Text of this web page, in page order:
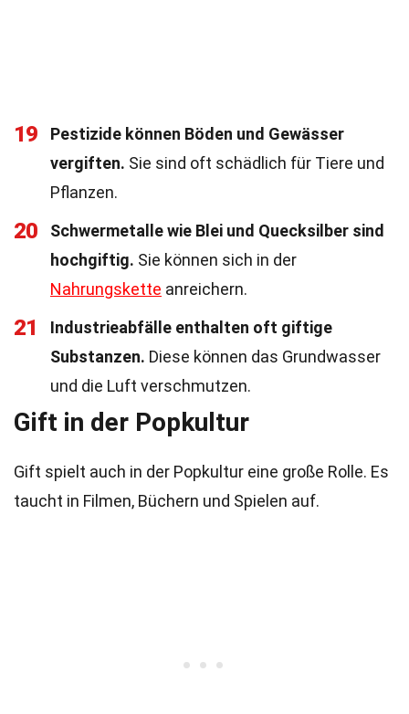
19
Pestizide können Böden und Gewässer
vergiften. Sie sind oft schädlich für Tiere und
Pflanzen.
20
Schwermetalle wie Blei und Quecksilber sind
hochgiftig. Sie können sich in der
Nahrungskette anreichern.
21
Industrieabfälle enthalten oft giftige
Substanzen. Diese können das Grundwasser
und die Luft verschmutzen.
Gift in der Popkultur
Gift spielt auch in der Popkultur eine große Rolle. Es
taucht in Filmen, Büchern und Spielen auf.